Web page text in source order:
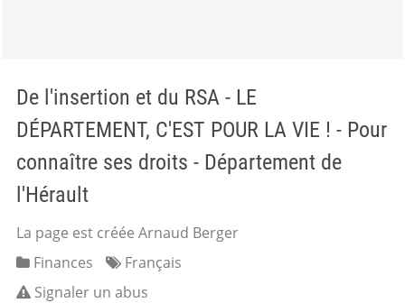
De l'insertion et du RSA - LE
DÉPARTEMENT, C'EST POUR LA VIE ! - Pour
connaître ses droits - Département de
l'Hérault
La page est créée Arnaud Berger
Finances
Français
Signaler un abus